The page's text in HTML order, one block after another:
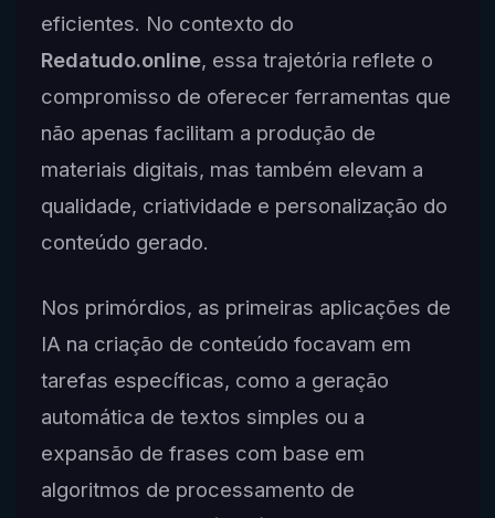
eficientes. No contexto do
Redatudo.online, essa trajetória reflete o
compromisso de oferecer ferramentas que
não apenas facilitam a produção de
materiais digitais, mas também elevam a
qualidade, criatividade e personalização do
conteúdo gerado.
Nos primórdios, as primeiras aplicações de
IA na criação de conteúdo focavam em
tarefas específicas, como a geração
automática de textos simples ou a
expansão de frases com base em
algoritmos de processamento de